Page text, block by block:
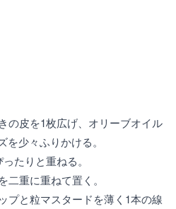
の皮を1枚広げ、オリーブオイル
少々ふりかける。
たりと重ねる。
重に重ねて置く。
プと粒マスタードを薄く1本の線